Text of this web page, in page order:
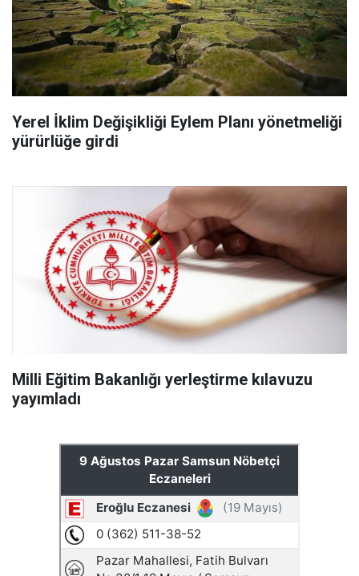
Yerel İklim Değişikliği Eylem Planı yönetmeliği
yürürlüğe girdi
Milli Eğitim Bakanlığı yerleştirme kılavuzu
yayımladı